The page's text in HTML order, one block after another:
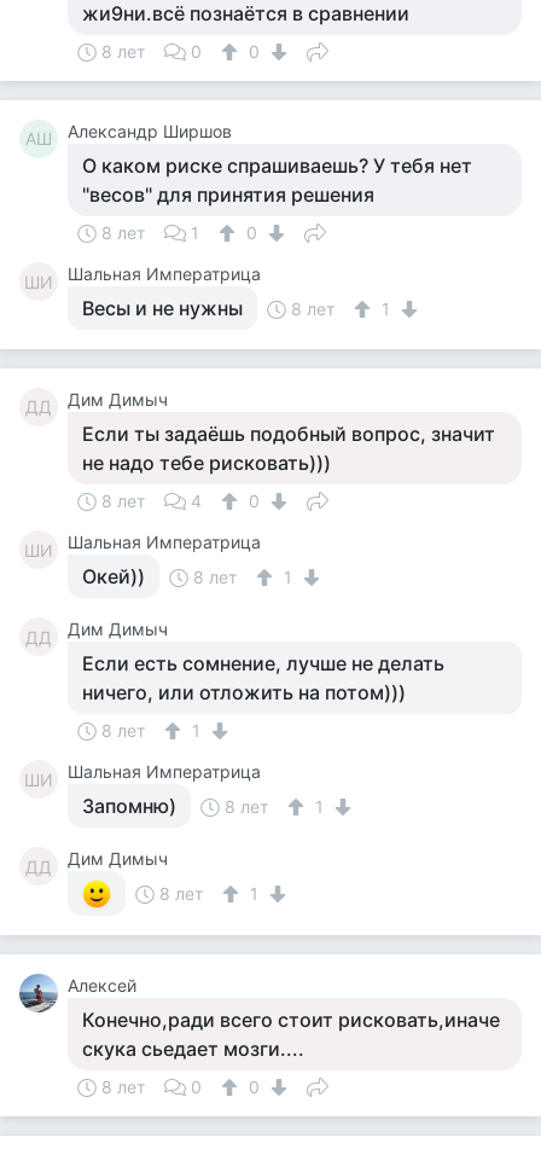
жи9ни.всё познаётся в сравнении
8 лет 0 0
АШ Александр Ширшов
О каком риске спрашиваешь? У тебя нет
"весов" для принятия решения
8 лет 1 0
ШИ Шальная Императрица
Весы и не нужны 8 лет 1
ДД Дим Димыч
Если ты задаёшь подобный вопрос, значит
не надо тебе рисковать)))
8 лет 4 0
ШИ Шальная Императрица
Окей)) 8 лет 1
ДД Дим Димыч
Если есть сомнение, лучше не делать
ничего, или отложить на потом)))
8 лет 1
ШИ Шальная Императрица
Запомню) 8 лет 1
ДД
Дим Димыч
8 лет
1
Алексей
Конечно,ради всего стоит рисковать,иначе
скука сьедает мозги....
8 лет 0 0